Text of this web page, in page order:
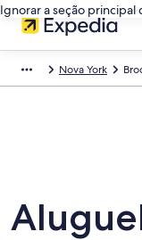
Ignorar a seção principal
Nova York